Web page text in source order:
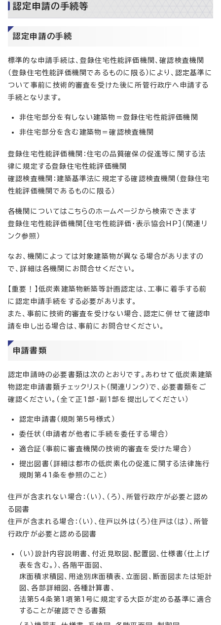
認定申請の手続等
認定申請の手続
標準的な申請手続は、登録住宅性能評価機関、確認検査機関
（登録住宅性能評価機関であるものに限る）により、認定基準に
ついて事前に技術的審査を受けた後に所管行政庁へ申請する
手続となります。
非住宅部分を有しない建築物＝登録住宅性能評価機関
非住宅部分を含む建築物＝確認検査機関
登録住宅性能評価機関：住宅の品質確保の促進等に関する法
律に規定する登録住宅性能評価機関
確認検査機関：建築基準法に規定する確認検査機関（登録住宅
性能評価機関であるものに限る）
各機関についてはこちらのホームページから検索できます
登録住宅性能評価機関［住宅性能評価・表示協会HP］（関連リ
ンク参照）
なお、機関によっては対象建築物が異なる場合がありますの
で、詳細は各機関にお問合せください。
【重要！】低炭素建築物新築等計画認定は、工事に着手する前
に認定申請手続をする必要があります。
また、事前に技術的審査を受けない場合、認定に併せて確認申
請を申し出る場合は、事前にお問合せください。
申請書類
認定申請時の必要書類は次のとおりです。あわせて低炭素建築
物認定申請書類チェックリスト（関連リンク）で、必要書類をご
確認ください。（全て正1部・副1部を提出してください）
認定申請書（規則第5号様式）
委任状（申請者が他者に手続を委任する場合）
適合証（事前に審査機関の技術的審査を受けた場合）
提出図書（詳細は都市の低炭素化の促進に関する法律施行
規則第41条を参照のこと）
住戸が含まれない場合：（い）、（ろ）、所管行政庁が必要と認め
る図書
住戸が含まれる場合：（い）、住戸以外は（ろ）住戸は（は）、所管
行政庁が必要と認める図書
（い）設計内容説明書、付近見取図、配置図、仕様書（仕上げ
表を含む。）、各階平面図、
床面積求積図、用途別床面積表、立面図、断面図または矩計
図、各部詳細図、各種計算書、
法第54条第1項第1号に規定する大臣が定める基準に適合
することが確認できる書類